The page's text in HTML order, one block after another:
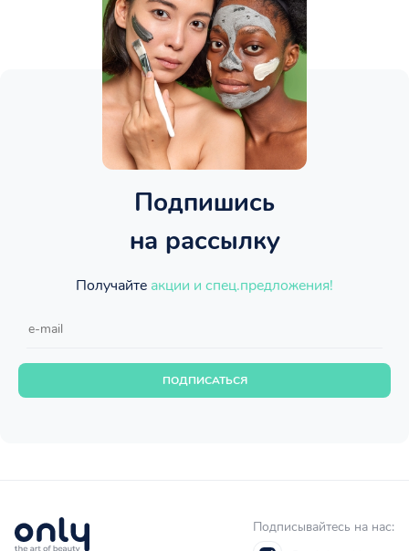
Подпишись
на рассылку
Получайте акции и спец.предложения!
ПОДПИСАТЬСЯ
Подписывайтесь на нас: